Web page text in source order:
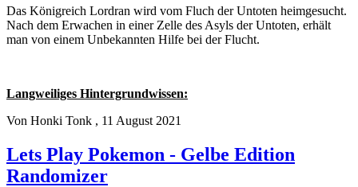
Das Königreich Lordran wird vom Fluch der Untoten heimgesucht.
Nach dem Erwachen in einer Zelle des Asyls der Untoten, erhält
man von einem Unbekannten Hilfe bei der Flucht.
Langweiliges Hintergrundwissen:
Von Honki Tonk , 11 August 2021
Lets Play Pokemon - Gelbe Edition
Randomizer